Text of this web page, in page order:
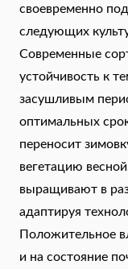
своевременно
следующих
Современные
устойчивость к
засушливым
оптимальных
переносит
вегетацию
выращивают в
адаптируя
Положительное
и на состояние